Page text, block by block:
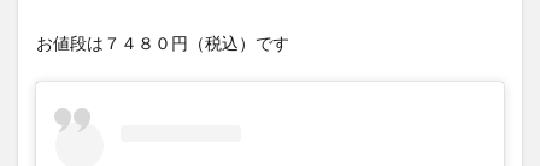
お値段は７４８０円（税込）です